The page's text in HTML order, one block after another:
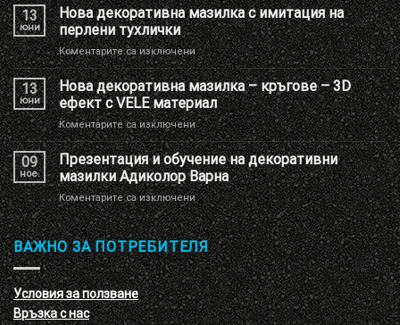
брандиране
на
Шоу
РУМ
Адиколор
13
юни
Нова декоративна мазилка с имитация на
перлени тухлички
Коментарите са изключениза
Нова
декоративна
мазилка
с
имитация
на
перлени
тухлички
13
юни
Нова декоративна мазилка – кръгове – 3D
ефект с VELE материал
Коментарите са изключениза
Нова
декоративна
мазилка
–
кръгове
–
3D
ефект
с
VELE
материал
09
ное.
Презентация и обучение на декоративни
мазилки Адиколор Варна
Коментарите са изключениза
Презентация
и
обучение
на
декоративни
мазилки
Адиколор
Варна
ВАЖНО ЗА ПОТРЕБИТЕЛЯ
Условия за ползване
Връзка с нас